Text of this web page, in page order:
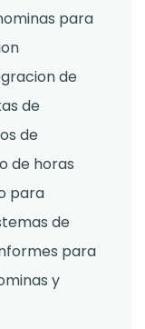
para
de
de
de
de horas
para
de
para
y